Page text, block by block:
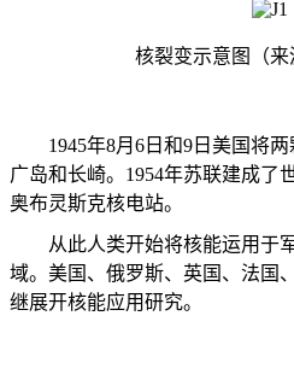
核裂变示意图（来
1945年8月 6 日和9 日美国将
广岛和长崎。 1954年苏联建成了
奥布灵斯克核电站。
从此人类开始将核能运用于
域。美国、俄罗斯、英国、法国
继展开核能应用研究。